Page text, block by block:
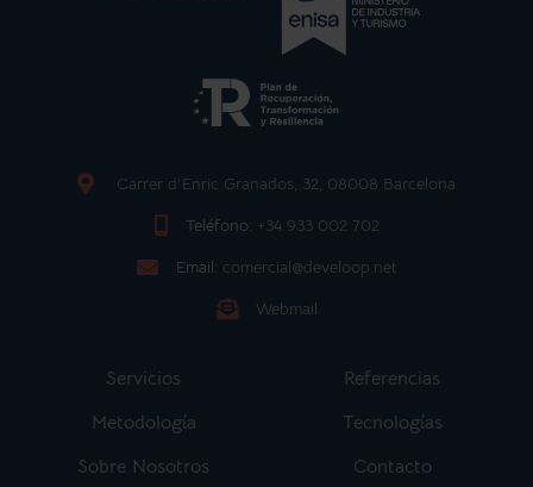
Carrer d'Enric Granados, 32, 08008 Barcelona
Teléfono: +34 933 002 702
Email: comercial@develoop.net
Webmail
Servicios
Referencias
Metodología
Tecnologías
Sobre Nosotros
Contacto